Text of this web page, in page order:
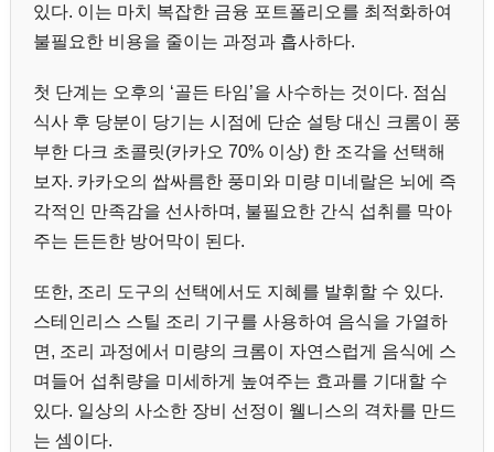
있다. 이는 마치 복잡한 금융 포트폴리오를 최적화하여
불필요한 비용을 줄이는 과정과 흡사하다.
첫 단계는 오후의 ‘골든 타임’을 사수하는 것이다. 점심
식사 후 당분이 당기는 시점에 단순 설탕 대신 크롬이 풍
부한 다크 초콜릿(카카오 70% 이상) 한 조각을 선택해
보자. 카카오의 쌉싸름한 풍미와 미량 미네랄은 뇌에 즉
각적인 만족감을 선사하며, 불필요한 간식 섭취를 막아
주는 든든한 방어막이 된다.
또한, 조리 도구의 선택에서도 지혜를 발휘할 수 있다.
스테인리스 스틸 조리 기구를 사용하여 음식을 가열하
면, 조리 과정에서 미량의 크롬이 자연스럽게 음식에 스
며들어 섭취량을 미세하게 높여주는 효과를 기대할 수
있다. 일상의 사소한 장비 선정이 웰니스의 격차를 만드
는 셈이다.